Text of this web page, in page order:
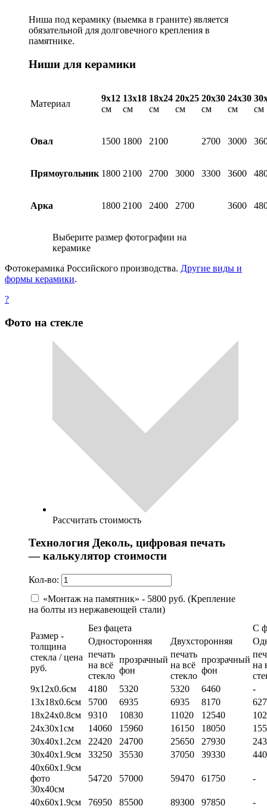
Ниша под керамику (выемка в граните) является
обязательной для долговечного крепления в
памятнике.
Ниши для керамики
Материал
9х12
см
13х18
см
18х24
см
20х25
см
20х30
см
24х30
см
см
Овал 1500 1800 2100 2700 3000
Прямоугольник 1800 2100 2700 3000 3300 3600
Арка 1800 2100 2400 2700 3600
Выберите размер фотографии на
керамике
Фотокерамика Российского производства. Другие виды и
формы керамики.
?
Фото на стекле
Рассчитать стоимость
Технология Деколь, цифровая печать
— калькулятор стоимости
Кол-во:
«Монтаж на памятник» - 5800 руб. (Крепление
на болты из нержавеющей стали)
Размер -
толщина
стекла / цена
руб.
Без фацета
С
Односторонняя
Двухсторонняя
печать
на всё
стекло
прозрачный
фон
печать
на всё
стекло
прозрачный
фон
на
9х12х0.6см
4180 5320 5320 6460
-
13х18х0.6см
5700 6935 6935 8170
18х24х0.8см
9310 10830 11020 12540
24х30х1см
14060 15960 16150 18050
30х40х1.2см
22420 24700 25650 27930
30х40х1.9см
33250 35530 37050 39330
40х60х1.9см
фото
30х40см
54720 57000 59470 61750 -
40х60х1.9см 76950 85500 89300 97850
-